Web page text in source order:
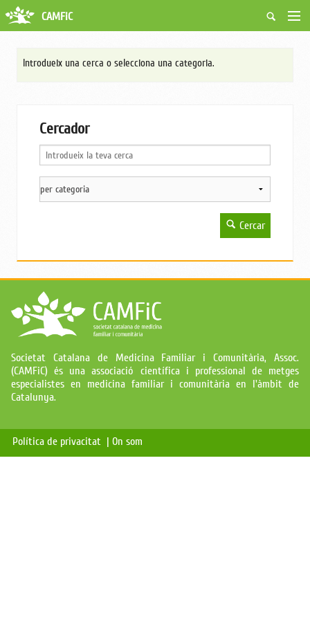
Qui som
Ciutadans
Biblioteca
Grups i Vocalies
CAMFiC
Introdueix una cerca o selecciona una categoria.
Cercador
Cercar
Societat Catalana de Medicina Familiar i Comunitària, Assoc.
(CAMFiC) és una associació científica i professional de metges
especialistes en medicina familiar i comunitària en l'àmbit de
Catalunya.
Política de privacitat | On som